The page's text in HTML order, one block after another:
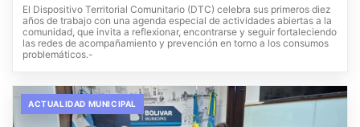
El Dispositivo Territorial Comunitario (DTC) celebra sus primeros diez
años de trabajo con una agenda especial de actividades abiertas a la
comunidad, que invita a reflexionar, encontrarse y seguir fortaleciendo
las redes de acompañamiento y prevención en torno a los consumos
problemáticos.-
ACTUALIDAD MUNICIPAL